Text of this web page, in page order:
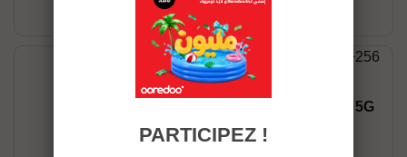
Honor X9B 12/256 5G
1 199,00 DT
PARTICIPEZ !